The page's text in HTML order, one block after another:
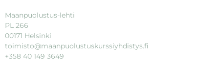
Maanpuolustus-lehti
PL 266
00171 Helsinki
toimisto@maanpuolustuskurssiyhdistys.fi
+358 40 149 3649